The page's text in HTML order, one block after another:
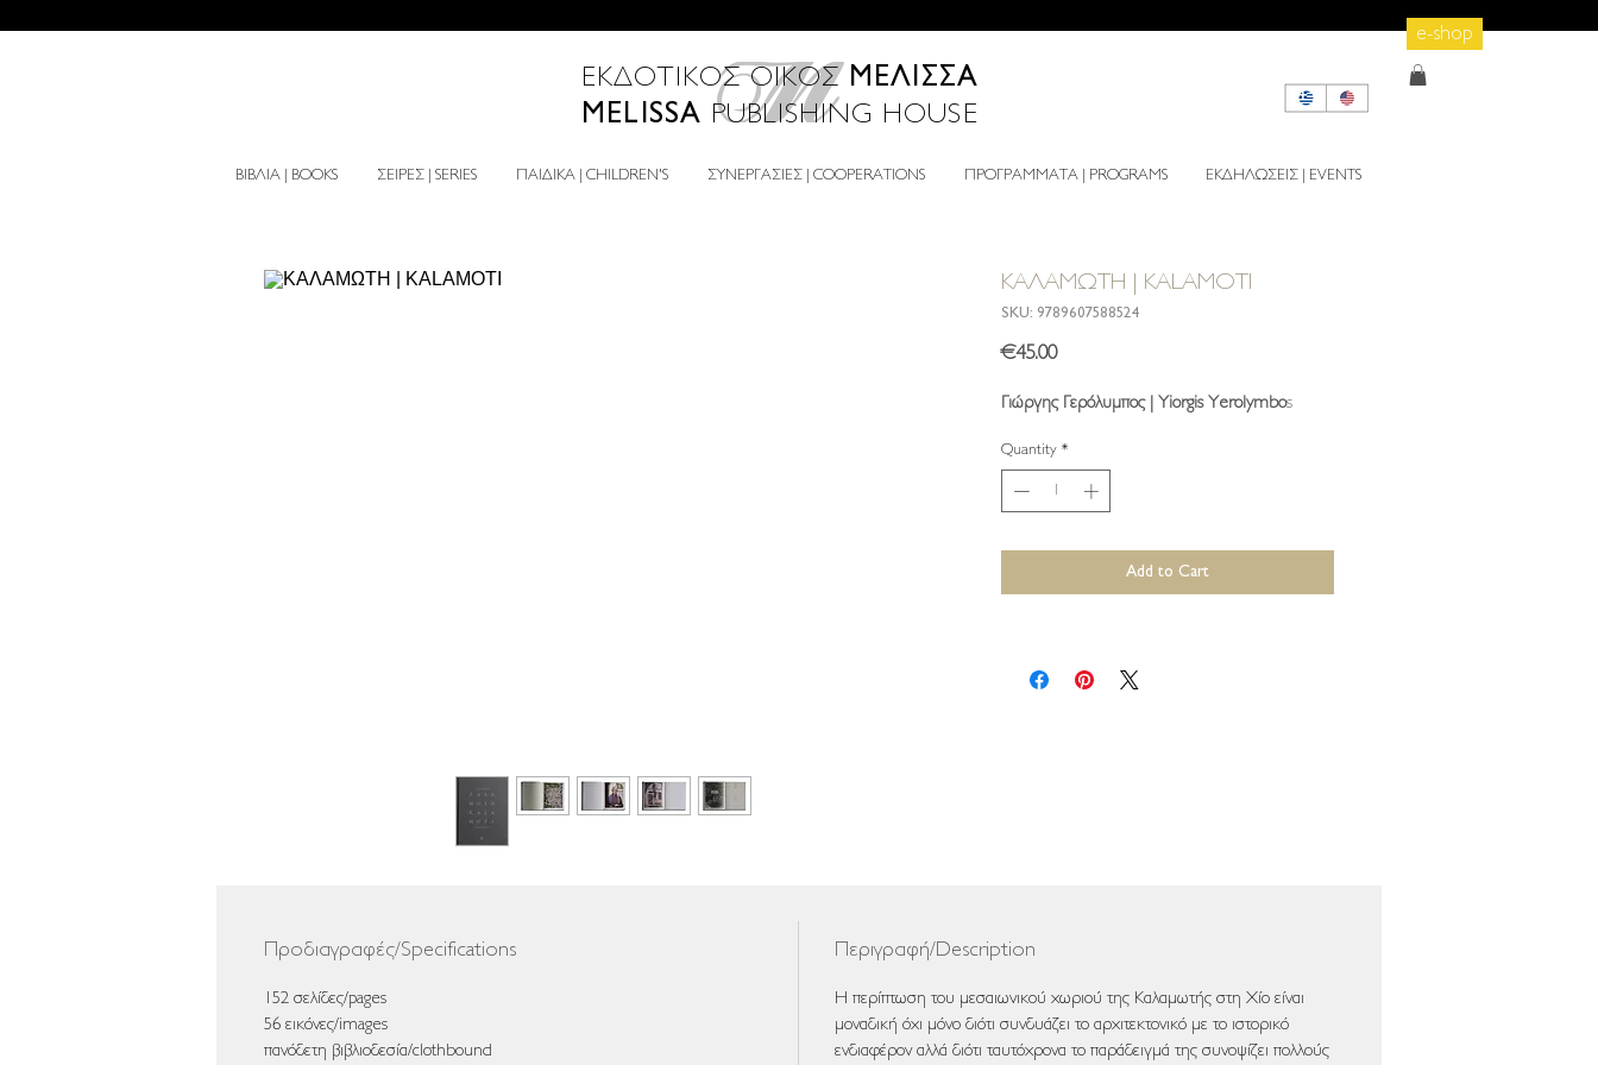
e-shop
ΕΚΔΟΤΙΚΟΣ ΟΙΚΟΣ ΜΕΛΙΣΣΑ
MELISSA PUBLISHING HOUSE
ΒΙΒΛΙΑ | BOOKS ΣΕΙΡΕΣ | SERIES ΠΑΙΔΙΚΑ | CHILDREN'S ΣΥΝΕΡΓΑΣΙΕΣ | COOPERATIONS ΠΡΟΓΡΑΜΜΑΤΑ | PROGRAMS ΕΚΔΗΛΩΣΕΙΣ | EVENTS
ΚΑΛΑΜΩΤΗ | KALAMOTI
SKU: 9789607588524
€45.00Price
Γιώργης Γερόλυμπος | Yiorgis Yerolymbos
Quantity *
Add to Cart
Προδιαγραφές/Specifications
152 σελίδες/pages
56 εικόνες/images
πανόδετη βιβλιοδεσία/clothbound
Περιγραφή/Description
Η περίπτωση του μεσαιωνικού χωριού της Καλαμωτής στη Χίο είναι
μοναδική όχι μόνο διότι συνδυάζει το αρχιτεκτονικό με το ιστορικό
ενδιαφέρον αλλά διότι ταυτόχρονα το παράδειγμά της συνοψίζει πολλούς